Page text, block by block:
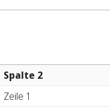
Spalte 2
Zeile 1